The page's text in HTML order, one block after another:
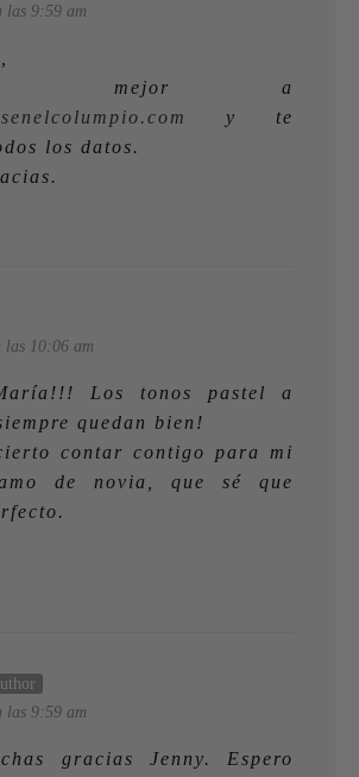
las 9:59 am
mejor a
y te
los datos.
10:06 am
Los tonos pastel a
quedan bien!
contar contigo para mi
de novia, que sé que
las 9:59 am
gracias Jenny. Espero